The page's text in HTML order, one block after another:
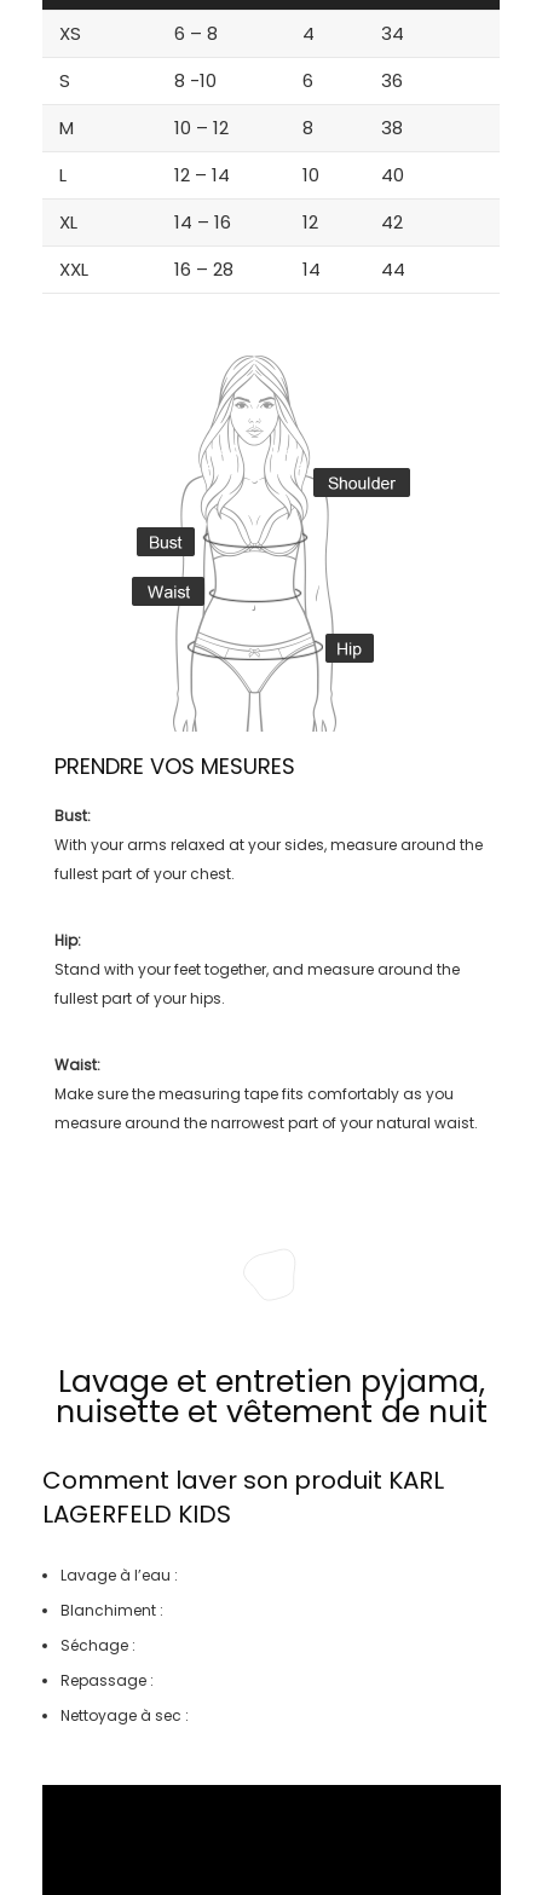
XS
6 – 8 4
34
S
8 -10 6
36
M
10 – 12 8
38
L
12 – 14 10
40
XL
14 – 16 12
42
XXL
16 – 28 14 44
PRENDRE VOS MESURES
Bust:
With your arms relaxed at your sides, measure around the
fullest part of your chest.
Hip:
Stand with your feet together, and measure around the
fullest part of your hips.
Waist:
Make sure the measuring tape fits comfortably as you
measure around the narrowest part of your natural waist.
Lavage et entretien pyjama,
nuisette et vêtement de nuit
Comment laver son produit KARL
LAGERFELD KIDS
Lavage à l’eau :
Blanchiment :
Séchage :
Repassage :
Nettoyage à sec :